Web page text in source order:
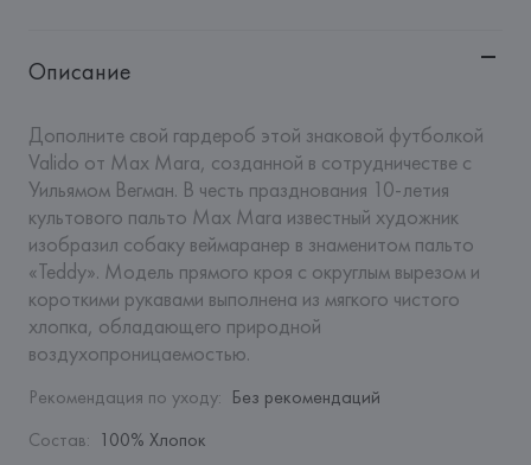
Описание
Дополните свой гардероб этой знаковой футболкой
Valido от Max Mara, созданной в сотрудничестве с
Уильямом Вегман. В честь празднования 10-летия
культового пальто Max Mara известный художник
изобразил собаку веймаранер в знаменитом пальто
«Teddy». Модель прямого кроя с округлым вырезом и
короткими рукавами выполнена из мягкого чистого
хлопка, обладающего природной
воздухопроницаемостью.
Рекомендация по уходу: Без рекомендаций
Состав: 100% Хлопок